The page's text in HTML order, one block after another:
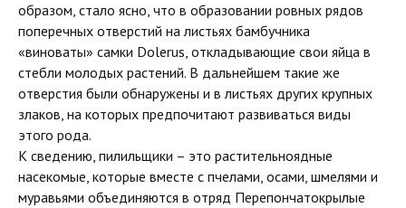
образом, стало ясно, что в образовании ровных рядов
поперечных отверстий на листьях бамбучника
«виноваты» самки Dolerus, откладывающие свои яйца в
стебли молодых растений. В дальнейшем такие же
отверстия были обнаружены и в листьях других крупных
злаков, на которых предпочитают развиваться виды
этого рода.
К сведению, пилильщики – это растительноядные
насекомые, которые вместе с пчелами, осами, шмелями и
муравьями объединяются в отряд Перепончатокрылые